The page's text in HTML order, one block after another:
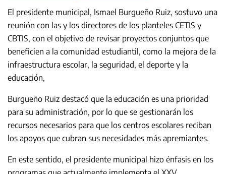
El presidente municipal, Ismael Burgueño Ruiz, sostuvo una
reunión con las y los directores de los planteles CETIS y
CBTIS, con el objetivo de revisar proyectos conjuntos que
beneficien a la comunidad estudiantil, como la mejora de la
infraestructura escolar, la seguridad, el deporte y la
educación,
Burgueño Ruiz destacó que la educación es una prioridad
para su administración, por lo que se gestionarán los
recursos necesarios para que los centros escolares reciban
los apoyos que cubran sus necesidades más apremiantes.
En este sentido, el presidente municipal hizo énfasis en los